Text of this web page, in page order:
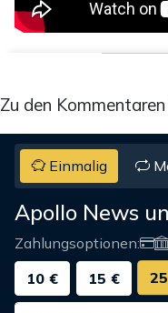
Zu den
Einmalig
Apollo News
Zahlungsoptionen:
10 €
15 €